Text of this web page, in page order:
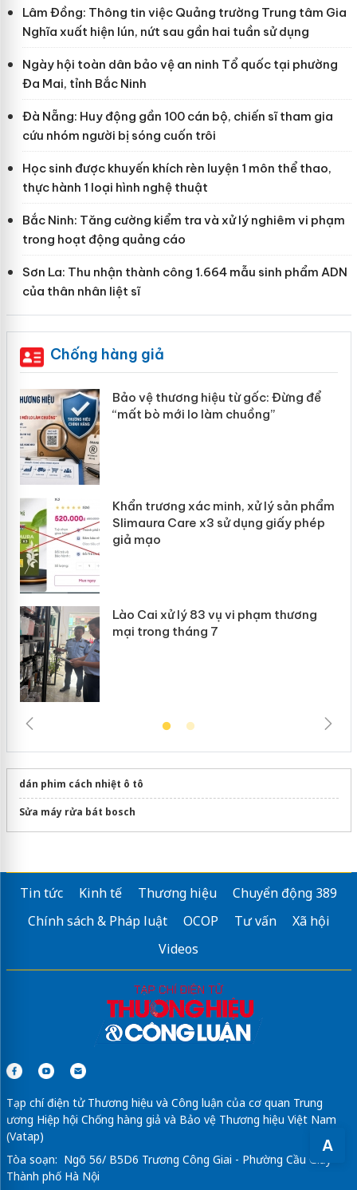
A
Lâm Đồng: Thông tin việc Quảng trường Trung tâm Gia
Nghĩa xuất hiện lún, nứt sau gần hai tuần sử dụng
Ngày hội toàn dân bảo vệ an ninh Tổ quốc tại phường
Đa Mai, tỉnh Bắc Ninh
Đà Nẵng: Huy động gần 100 cán bộ, chiến sĩ tham gia
cứu nhóm người bị sóng cuốn trôi
Học sinh được khuyến khích rèn luyện 1 môn thể thao,
thực hành 1 loại hình nghệ thuật
Bắc Ninh: Tăng cường kiểm tra và xử lý nghiêm vi phạm
trong hoạt động quảng cáo
Sơn La: Thu nhận thành công 1.664 mẫu sinh phẩm ADN
của thân nhân liệt sĩ
Chống hàng giả
Bảo vệ thương hiệu từ gốc: Đừng để
“mất bò mới lo làm chuồng”
Khẩn trương xác minh, xử lý sản phẩm
Slimaura Care x3 sử dụng giấy phép
giả mạo
Lào Cai xử lý 83 vụ vi phạm thương
mại trong tháng 7
dán phim cách nhiệt ô tô
Sửa máy rửa bát bosch
Tin tức Kinh tế Thương hiệu
Chuyển động 389
Chính sách & Pháp luật
OCOP Tư vấn
Xã hội
Videos
Tạp chí điện tử Thương hiệu và Công luận của cơ quan Trung
ương Hiệp hội Chống hàng giả và Bảo vệ Thương hiệu Việt Nam
(Vatap)
Tòa soạn: Ngõ 56/ B5D6 Trương Công Giai - Phường Cầu Giấy -
Thành phố Hà Nội